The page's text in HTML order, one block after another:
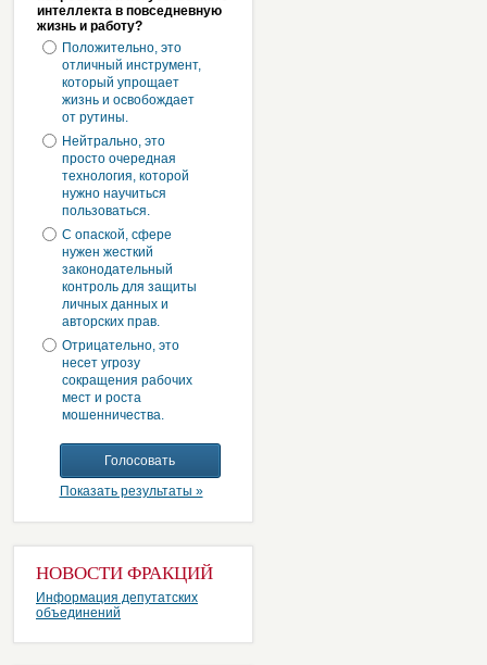
интеллекта в повседневную
жизнь и работу?
Положительно, это
отличный инструмент,
который упрощает
жизнь и освобождает
от рутины.
Нейтрально, это
просто очередная
технология, которой
нужно научиться
пользоваться.
С опаской, сфере
нужен жесткий
законодательный
контроль для защиты
личных данных и
авторских прав.
Отрицательно, это
несет угрозу
сокращения рабочих
мест и роста
мошенничества.
Показать результаты »
НОВОСТИ ФРАКЦИЙ
Информация депутатских
объединений